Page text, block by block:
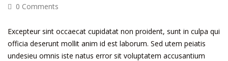
0 Comments
Excepteur sint occaecat cupidatat non proident, sunt in culpa qui
officia deserunt mollit anim id est laborum. Sed utem peiatis
undesieu omnis iste natus error sit voluptatem accusantium